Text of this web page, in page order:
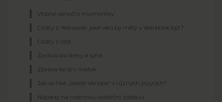
Vtipné vánoční momentky
Citáty z Yearbook: jaké věci by měly v Yearbook být?
Citáty z cest
Zpráva od dcery a syna
Zpráva ke dni matek
Jak se říká „Veselé Vánoce“ v různých jazycích?
Nápady na rodinnou sváteční zábavu